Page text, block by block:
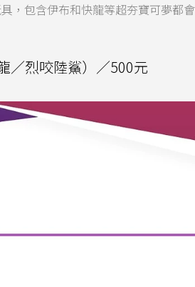
，包含伊布和快龍等超夯寶可夢都
／烈咬陸鯊）／500元